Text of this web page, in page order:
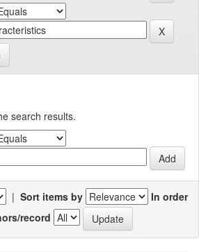
search results.
| Sort items by
In order
record